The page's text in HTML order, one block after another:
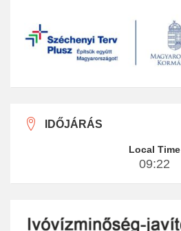
IDŐJÁRÁS
Local Time
09:22